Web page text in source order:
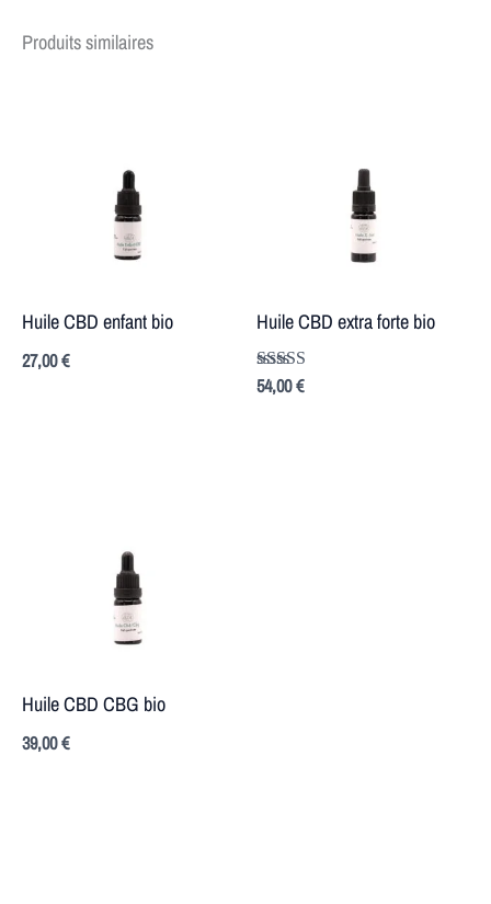
Produits similaires
Huile CBD enfant bio
27,00€
Huile CBD extra forte bio
Note
5.00
54,00€
Huile CBD CBG bio
39,00€